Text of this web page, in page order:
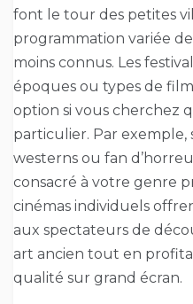
font le tour des petites
programmation variée
moins connus. Les
époques ou types de
option si vous cherchez
particulier. Par exemple,
westerns ou fan
consacré à votre genre
cinémas individuels
aux spectateurs de
art ancien tout en
qualité sur grand écran.